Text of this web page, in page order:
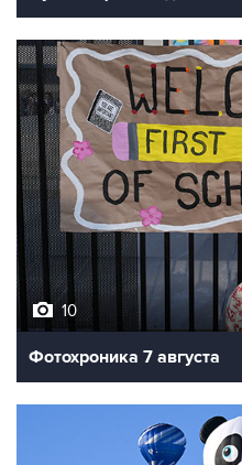
10
Фотохроника 7 августа